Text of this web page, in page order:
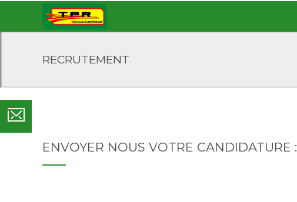
RECRUTEMENT
ENVOYER NOUS VOTRE CANDIDATURE :